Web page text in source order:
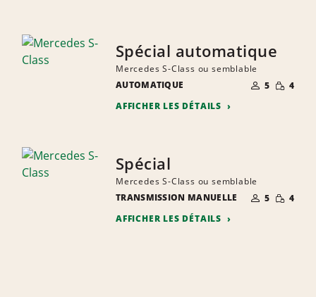
Spécial automatique
Mercedes S-Class ou semblable
AUTOMATIQUE
NOMBRE DE
PERSONNES
5 RÉDUITE
4
AFFICHER LES DÉTAILS
Spécial
Mercedes S-Class ou semblable
TRANSMISSION MANUELLE
NOMBRE DE
PERSONNES
5 RÉDUITE
4
AFFICHER LES DÉTAILS